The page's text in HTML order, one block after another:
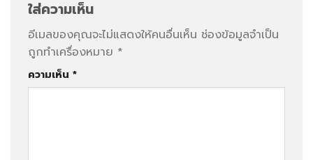
ใส่ความเห็น
อีเมลของคุณจะไม่แสดงให้คนอื่นเห็น ช่องข้อมูลจำเป็น
ถูกทำเครื่องหมาย *
ความเห็น *